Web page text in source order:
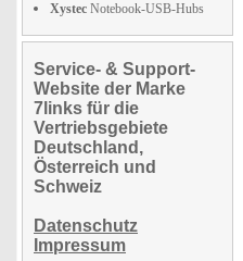
Xystec Notebook-USB-Hubs
Service- & Support-
Website der Marke
7links für die
Vertriebsgebiete
Deutschland,
Österreich und
Schweiz
Datenschutz
Impressum